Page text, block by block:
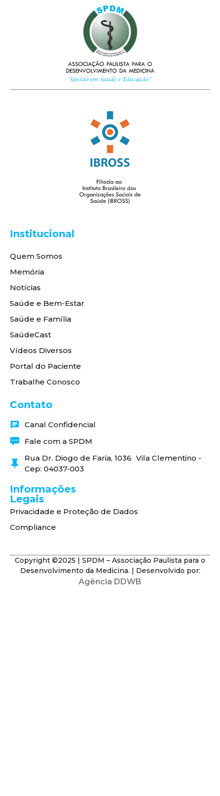
Institucional
Quem Somos
Memória
Notícias
Saúde e Bem-Estar
Saúde e Família
SaúdeCast
Vídeos Diversos
Portal do Paciente
Trabalhe Conosco
Contato
Canal Confidencial
Fale com a SPDM
Rua Dr. Diogo de Faria, 1036 Vila Clementino -
Cep: 04037-003
Informações
Legais
Privacidade e Proteção de Dados
Compliance
Copyright ©2025 | SPDM – Associação Paulista para o
Desenvolvimento da Medicina. | Desenvolvido por:
Agência DDWB